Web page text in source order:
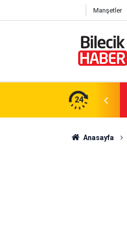
Manşetler
24
Anasayfa